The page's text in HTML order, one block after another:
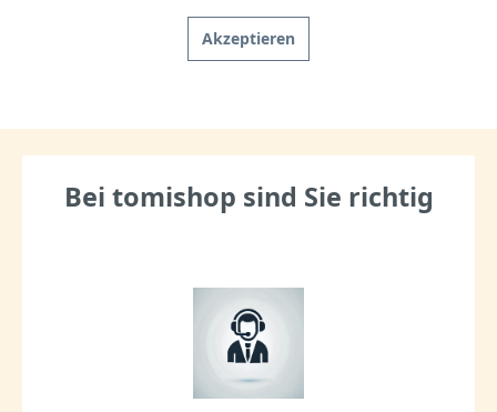
Akzeptieren
Bei tomishop sind Sie richtig